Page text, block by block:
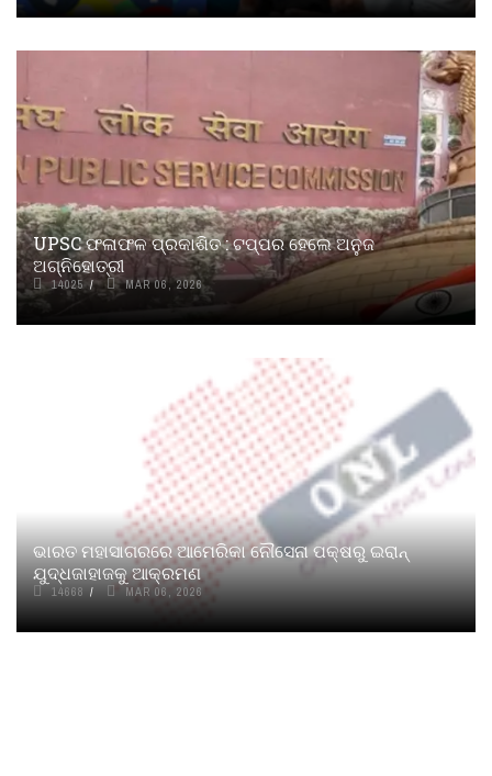
UPSC ଫଳାଫଳ ପ୍ରକାଶିତ : ଟପ୍ପର ହେଲେ ଅନୁଜ
ଅଗ୍ନିହୋତ୍ରୀ
14025 MAR 06, 2026
ଭାରତ ମହାସାଗରରେ ଆମେରିକା ନୌସେନା ପକ୍ଷରୁ ଇରାନ୍‌
ଯୁଦ୍ଧଜାହାଜକୁ ଆକ୍ରମଣ
14668 MAR 06, 2026